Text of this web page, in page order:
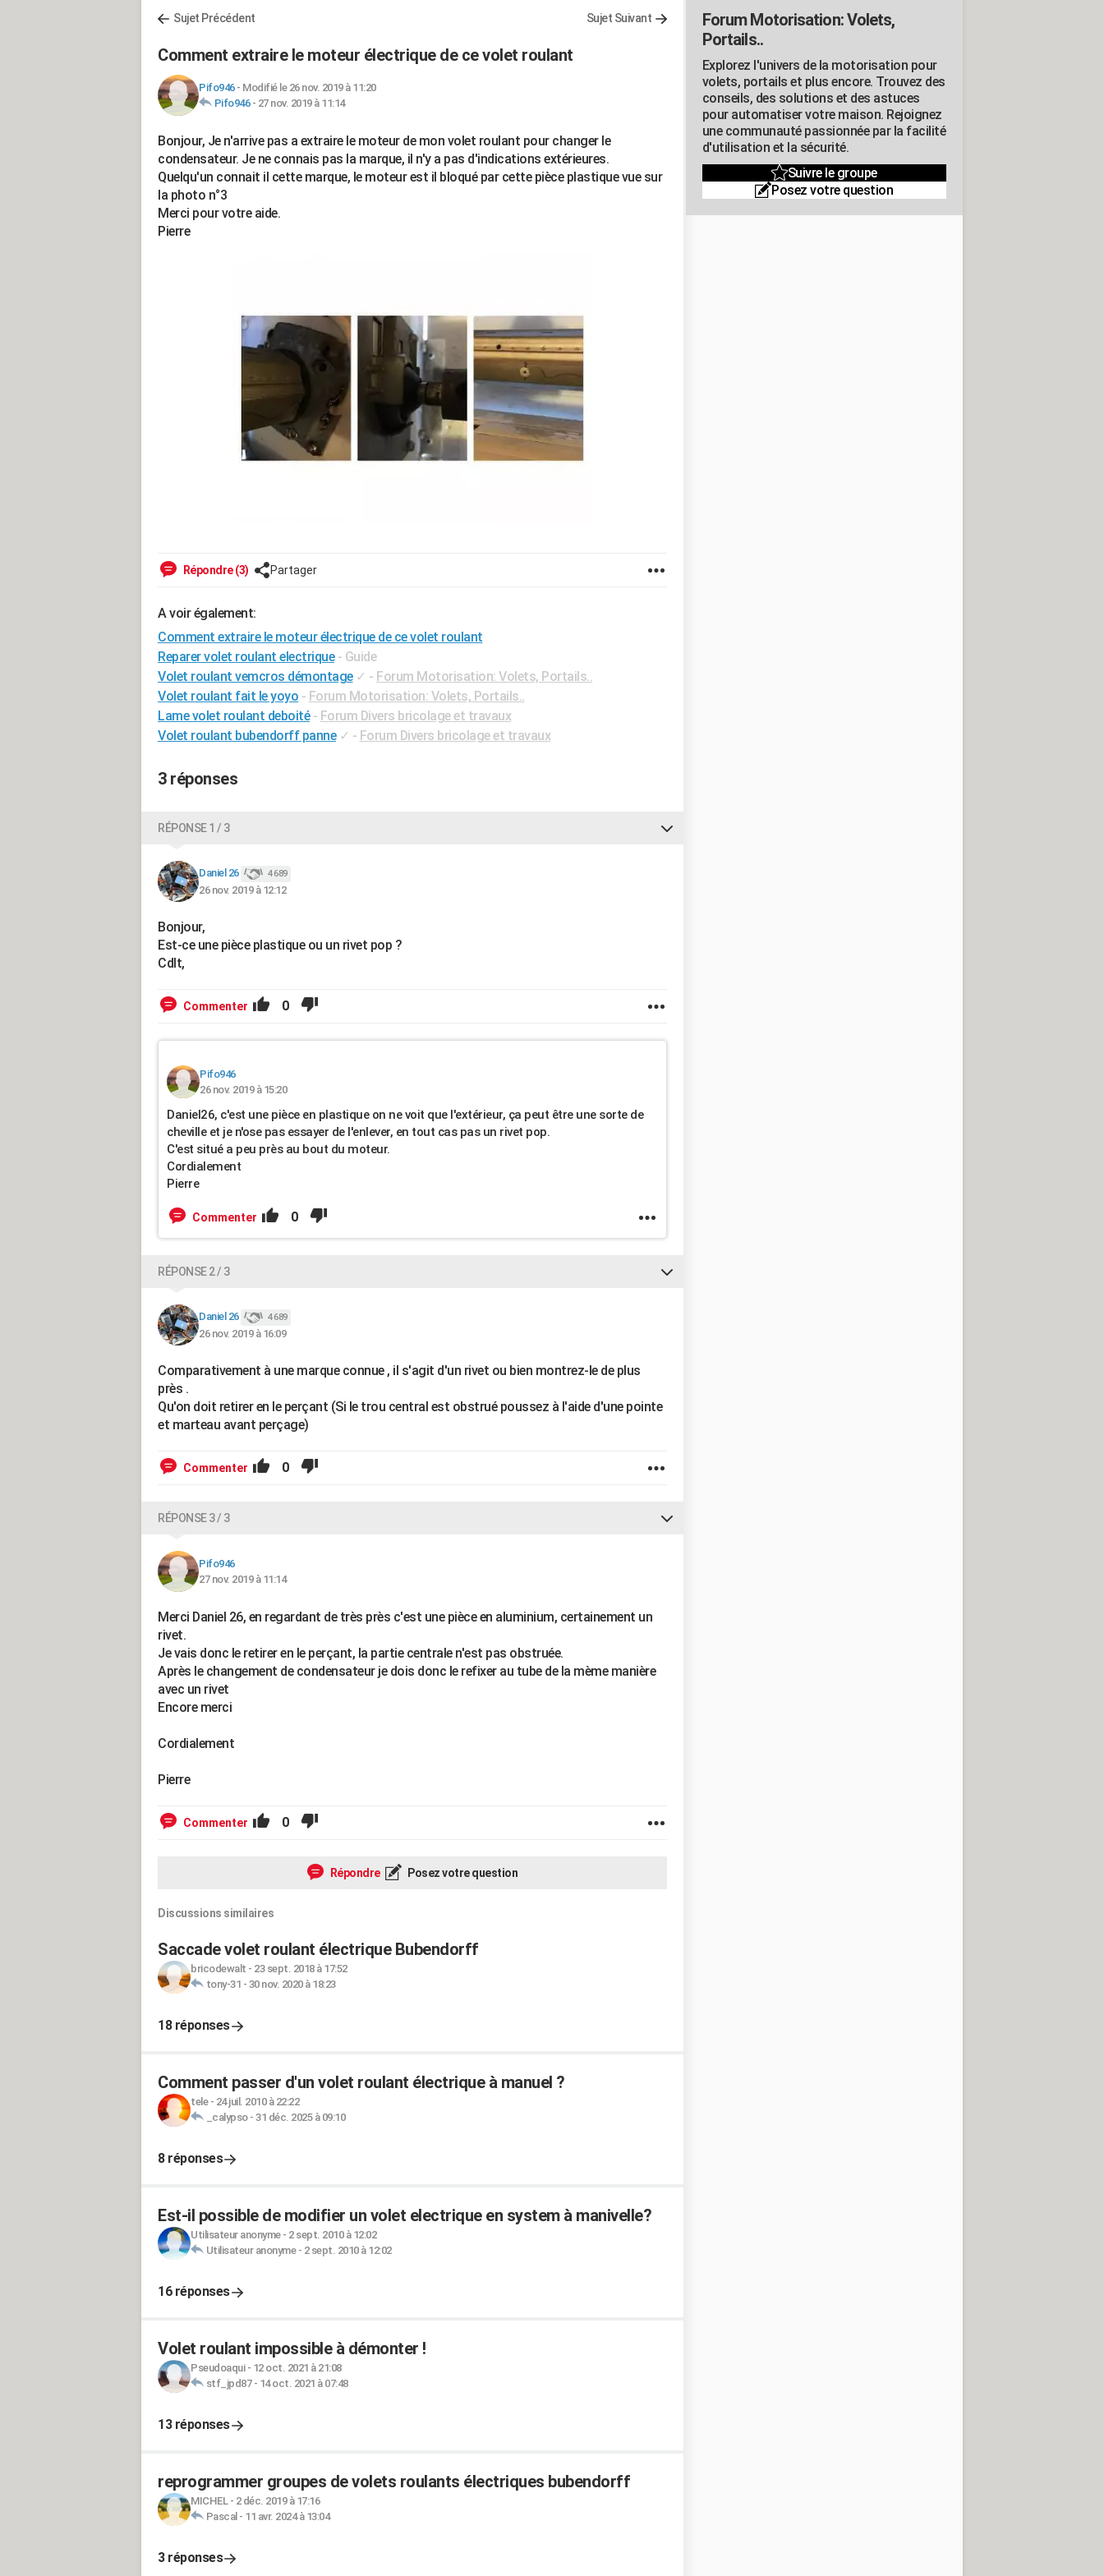
Sujet Précédent Sujet Suivant
Comment extraire le moteur électrique de ce volet roulant
Pifo946- Modifié le 26 nov. 2019 à 11:20
Pifo946- 27 nov. 2019 à 11:14
Bonjour, Je n'arrive pas a extraire le moteur de mon volet roulant pour changer le
condensateur. Je ne connais pas la marque, il n'y a pas d'indications extérieures.
Quelqu'un connait il cette marque, le moteur est il bloqué par cette pièce plastique vue sur
la photo n°3
Merci pour votre aide.
Pierre
Répondre (3) Partager
A voir également:
Comment extraire le moteur électrique de ce volet roulant
Reparer volet roulant electrique - Guide
Volet roulant vemcros démontage ✓ - Forum Motorisation: Volets, Portails..
Volet roulant fait le yoyo - Forum Motorisation: Volets, Portails..
Lame volet roulant deboité - Forum Divers bricolage et travaux
Volet roulant bubendorff panne ✓ - Forum Divers bricolage et travaux
3 réponses
RÉPONSE 1 / 3
Daniel 26 4 689
26 nov. 2019 à 12:12
Bonjour,
Est-ce une pièce plastique ou un rivet pop ?
Cdlt,
Commenter 0
Pifo946
26 nov. 2019 à 15:20
Daniel26, c'est une pièce en plastique on ne voit que l'extérieur, ça peut être une sorte de
cheville et je n'ose pas essayer de l'enlever, en tout cas pas un rivet pop.
C'est situé a peu près au bout du moteur.
Cordialement
Pierre
Commenter 0
RÉPONSE 2 / 3
Daniel 26 4 689
26 nov. 2019 à 16:09
Comparativement à une marque connue , il s'agit d'un rivet ou bien montrez-le de plus
près .
Qu'on doit retirer en le perçant (Si le trou central est obstrué poussez à l'aide d'une pointe
et marteau avant perçage)
Commenter 0
RÉPONSE 3 / 3
Pifo946
27 nov. 2019 à 11:14
Merci Daniel 26, en regardant de très près c'est une pièce en aluminium, certainement un
rivet.
Je vais donc le retirer en le perçant, la partie centrale n'est pas obstruée.
Après le changement de condensateur je dois donc le refixer au tube de la mème manière
avec un rivet
Encore merci
Cordialement
Pierre
Commenter 0
Répondre Posez votre question
Discussions similaires
Saccade volet roulant électrique Bubendorff
bricodewalt - 23 sept. 2018 à 17:52
tony-31 - 30 nov. 2020 à 18:23
18 réponses
Comment passer d'un volet roulant électrique à manuel ?
tele- 24 juil. 2010 à 22:22
_calypso- 31 déc. 2025 à 09:10
8 réponses
Est-il possible de modifier un volet electrique en system à manivelle?
Utilisateur anonyme- 2 sept. 2010 à 12:02
Utilisateur anonyme- 2 sept. 2010 à 12:02
16 réponses
Volet roulant impossible à démonter !
Pseudoaqui- 12 oct. 2021 à 21:08
stf_jpd87- 14 oct. 2021 à 07:48
13 réponses
reprogrammer groupes de volets roulants électriques bubendorff
MICHEL- 2 déc. 2019 à 17:16
Pascal - 11 avr. 2024 à 13:04
3 réponses
Forum Motorisation: Volets,
Portails..
Explorez l'univers de la motorisation pour
volets, portails et plus encore. Trouvez des
conseils, des solutions et des astuces
pour automatiser votre maison. Rejoignez
une communauté passionnée par la facilité
d'utilisation et la sécurité.
Suivre le groupe
Posez votre question